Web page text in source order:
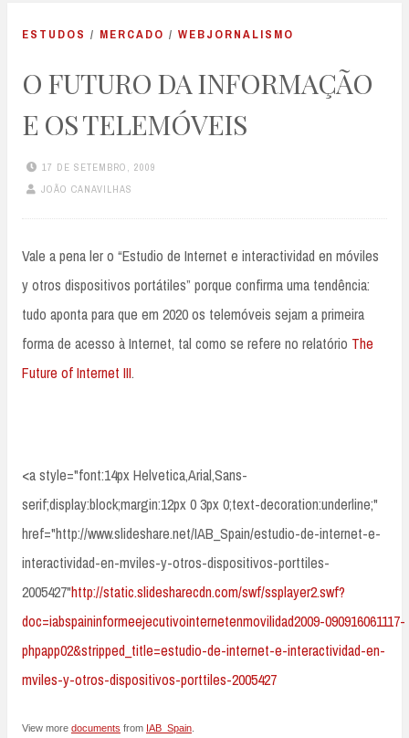
ESTUDOS / MERCADO / WEBJORNALISMO
O FUTURO DA INFORMAÇÃO
E OS TELEMÓVEIS
17 DE SETEMBRO, 2009
JOÃO CANAVILHAS
Vale a pena ler o “Estudio de Internet e interactividad en móviles
y otros dispositivos portátiles” porque confirma uma tendência:
tudo aponta para que em 2020 os telemóveis sejam a primeira
forma de acesso à Internet, tal como se refere no relatório The
Future of Internet III.
<a style="font:14px Helvetica,Arial,Sans-
serif;display:block;margin:12px 0 3px 0;text-decoration:underline;"
href="http://www.slideshare.net/IAB_Spain/estudio-de-internet-e-
interactividad-en-mviles-y-otros-dispositivos-porttiles-
2005427"http://static.slidesharecdn.com/swf/ssplayer2.swf?
doc=iabspaininformeejecutivointernetenmovilidad2009-090916061117-
phpapp02&stripped_title=estudio-de-internet-e-interactividad-en-
mviles-y-otros-dispositivos-porttiles-2005427
View more documents from IAB_Spain